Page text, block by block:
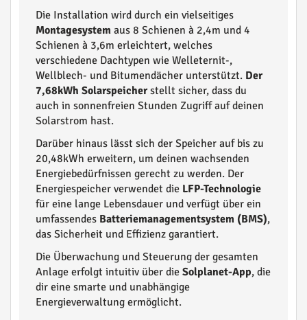
Die Installation wird durch ein vielseitiges
Montagesystem aus 8 Schienen à 2,4m und 4
Schienen à 3,6m erleichtert, welches
verschiedene Dachtypen wie Welleternit-,
Wellblech- und Bitumendächer unterstützt. Der
7,68kWh Solarspeicherstellt sicher, dass du
auch in sonnenfreien Stunden Zugriff auf deinen
Solarstrom hast.
Darüber hinaus lässt sich der Speicher auf bis zu
20,48kWh erweitern, um deinen wachsenden
Energiebedürfnissen gerecht zu werden. Der
Energiespeicher verwendet die LFP-Technologie
für eine lange Lebensdauer und verfügt über ein
umfassendes Batteriemanagementsystem (BMS),
das Sicherheit und Effizienz garantiert.
Die Überwachung und Steuerung der gesamten
Anlage erfolgt intuitiv über die Solplanet-App, die
dir eine smarte und unabhängige
Energieverwaltung ermöglicht.